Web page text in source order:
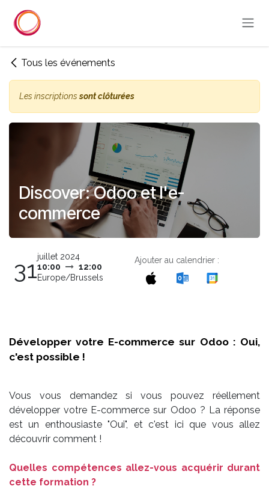
Tous les événements
Les inscriptionssont clôturées
Discover: Odoo et l'e-
commerce
31juillet 2024
10:00
12:00
Europe/Brussels
Ajouter au calendrier :
Développer votre E-commerce sur Odoo : Oui,
c'est possible !
Vous vous demandez si vous pouvez réellement
développer votre E-commerce sur Odoo ? La réponse
est un enthousiaste "Oui", et c'est ici que vous allez
découvrir comment !
Quelles compétences allez-vous acquérir durant
cette formation ?